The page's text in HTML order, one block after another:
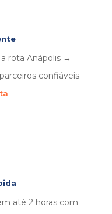
rota Anápolis →
confiáveis.
até 2 horas com